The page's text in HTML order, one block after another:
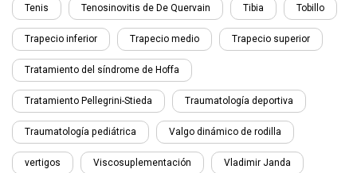
Tenis Tenosinovitis de De Quervain Tibia Tobillo
Trapecio inferior Trapecio medio Trapecio superior
Tratamiento del síndrome de Hoffa
Tratamiento Pellegrini-Stieda Traumatología deportiva
Traumatología pediátrica Valgo dinámico de rodilla
vertigos Viscosuplementación Vladimir Janda